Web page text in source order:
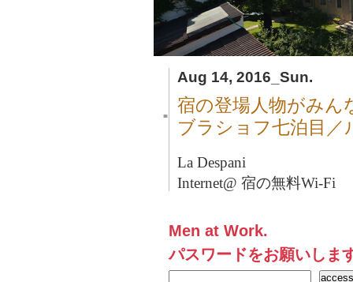
Aug 14, 2016_Sun.
■
宿の登場人物がみん
ブラショフ七泊目／
La Despani
Internet@ 宿の無料Wi-Fi
Men at Work.
パスワードをお願いしま